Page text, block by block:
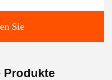
Sie
Produkte